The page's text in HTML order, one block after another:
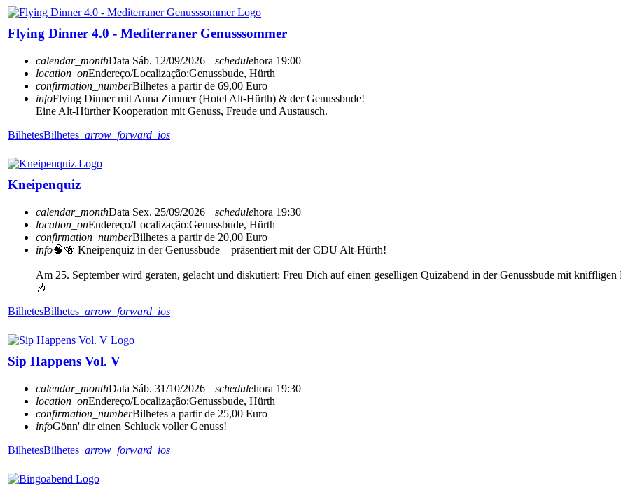
Flying Dinner 4.0 - Mediterraner Genusssommer
calendar_monthData Sáb. 12/09/2026 schedulehora 19:00
location_onEndereço/Localização:Genussbude, Hürth
confirmation_numberBilhetes a partir de 69,00 Euro
infoFlying Dinner mit Anna Zimmer (Hotel Alt-Hürth) & der Genussbude!
Eine Alt-Hürther Kooperation mit Genuss, Freude und Austausch.
BilhetesBilhetes arrow_forward_ios
Kneipenquiz
calendar_monthData Sex. 25/09/2026 schedulehora 19:30
location_onEndereço/Localização:Genussbude, Hürth
confirmation_numberBilhetes a partir de 20,00 Euro
info🧠🍻 Kneipenquiz in der Genussbude – präsentiert mit der CDU Alt-Hürth!
Am 25. September wird geraten, gelacht und diskutiert: Freu Dich auf einen geselligen Quizabend in der Genussbude mit
🎶
BilhetesBilhetes arrow_forward_ios
Sip Happens Vol. V
calendar_monthData Sáb. 31/10/2026 schedulehora 19:30
location_onEndereço/Localização:Genussbude, Hürth
confirmation_numberBilhetes a partir de 25,00 Euro
infoGönn' dir einen Schluck voller Genuss!
BilhetesBilhetes arrow_forward_ios